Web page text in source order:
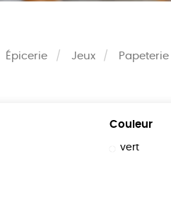
Épicerie Jeux Papeterie
Couleur
vert